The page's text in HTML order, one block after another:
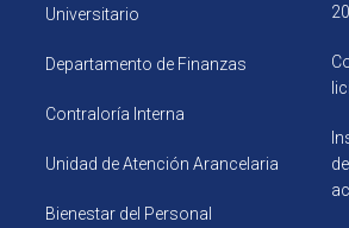
Universitario
Departamento de Finanzas
Contraloría Interna
Unidad de Atención Arancelaria
Bienestar del Personal